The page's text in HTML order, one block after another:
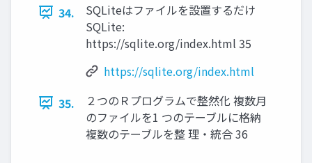
34.
SQLiteはファイルを設置するだけ
SQLite:
https://sqlite.org/index.html 35
https://sqlite.org/index.html
35.
２つのＲプログラムで整然化 複数月
のファイルを1 つのテーブルに格納
複数のテーブルを整 理・統合 36